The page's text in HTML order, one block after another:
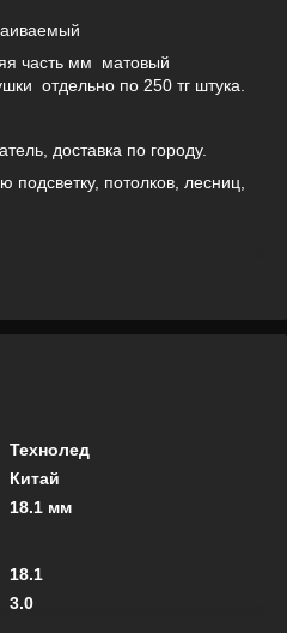
часть мм матовый
отдельно по 250 тг штука.
доставка по городу.
потолков, лесниц,
Технолед
Китай
18.1 мм
18.1
3.0